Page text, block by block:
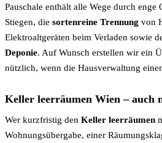
Pauschale enthält alle Wege durch enge
Stiegen, die sortenreine Trennung von
Elektroaltgeräten beim Verladen sowie
Deponie. Auf Wunsch erstellen wir ein
nützlich, wenn die Hausverwaltung
Keller leerräumen Wien – auch
Wer kurzfristig den Keller leerräumen
Wohnungsübergabe, einer